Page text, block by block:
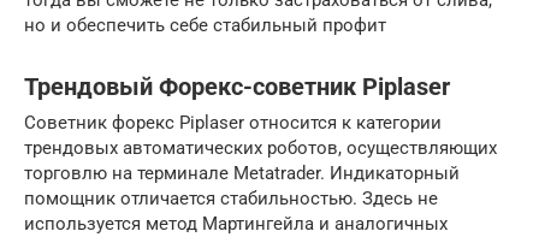
но и обеспечить себе стабильный профит
Трендовый Форекс-советник Piplaser
Советник форекс Piplaser относится к категории
трендовых автоматических роботов, осуществляющих
торговлю на терминале Metatrader. Индикаторный
помощник отличается стабильностью. Здесь не
используется метод Мартингейла и аналогичных